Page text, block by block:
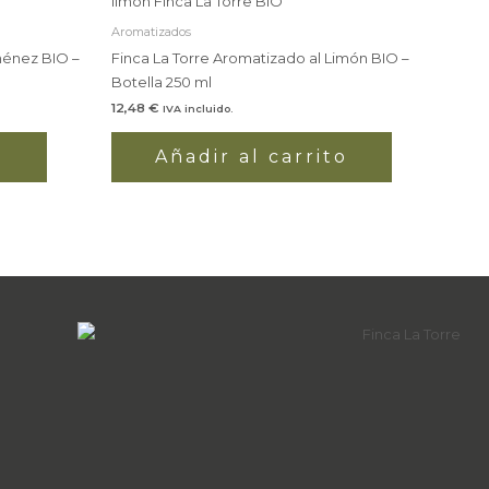
BIO –
Aromatizados
Finca La Torre Aromatizado al Limón BIO –
Botella 250 ml
12,48 € IVA incluido.
Añadir al carrito